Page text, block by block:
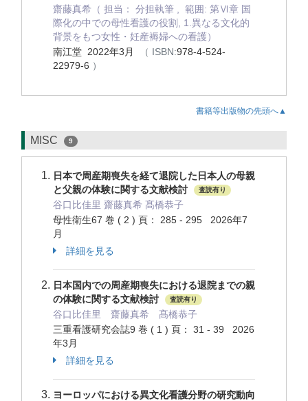
齋藤真希（ 担当： 分担執筆 , 範囲: 第Ⅵ章 国
際化の中での母性看護の役割, 1.異なる文化的
背景をもつ女性・妊産褥婦への看護）
南江堂 2022年3月
（ ISBN:978-4-524-
22979-6 ）
書籍等出版物の先頭へ▲
MISC 9
日本で周産期喪失を経て退院した日本人の母親
と父親の体験に関する文献検討
査読有り
谷口比佳里 齋藤真希 髙橋恭子
母性衛生67 巻 ( 2 ) 頁： 285 - 295 2026年7
月
詳細を見る
日本国内での周産期喪失における退院までの親
の体験に関する文献検討
査読有り
谷口比佳里 齋藤真希 髙橋恭子
三重看護研究会誌9 巻 ( 1 ) 頁： 31 - 39 2026
年3月
詳細を見る
ヨーロッパにおける異文化看護分野の研究動向